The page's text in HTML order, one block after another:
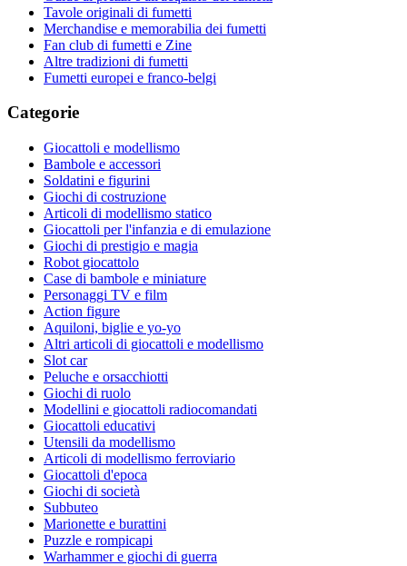
Tavole originali di fumetti
Merchandise e memorabilia dei fumetti
Fan club di fumetti e Zine
Altre tradizioni di fumetti
Fumetti europei e franco-belgi
Categorie
Giocattoli e modellismo
Bambole e accessori
Soldatini e figurini
Giochi di costruzione
Articoli di modellismo statico
Giocattoli per l'infanzia e di emulazione
Giochi di prestigio e magia
Robot giocattolo
Case di bambole e miniature
Personaggi TV e film
Action figure
Aquiloni, biglie e yo-yo
Altri articoli di giocattoli e modellismo
Slot car
Peluche e orsacchiotti
Giochi di ruolo
Modellini e giocattoli radiocomandati
Giocattoli educativi
Utensili da modellismo
Articoli di modellismo ferroviario
Giocattoli d'epoca
Giochi di società
Subbuteo
Marionette e burattini
Puzzle e rompicapi
Warhammer e giochi di guerra